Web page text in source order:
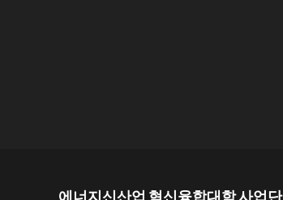
에너지신산업 혁신융합대학 사업단